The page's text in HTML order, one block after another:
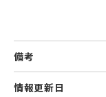
備考
情報更新日